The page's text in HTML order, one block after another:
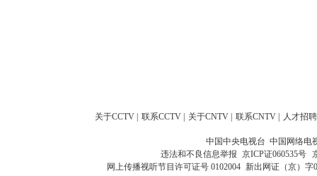
关于CCTV 联系CCTV 关于CNTV 联系CNTV 人才招聘
中国中央电视台 中国网络电
违法和不良信息举报 京ICP证060535号
网上传播视听节目许可证号 0102004 新出网证（京）